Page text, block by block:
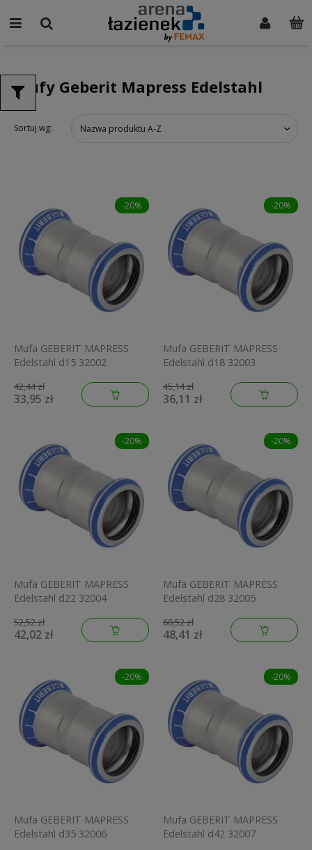
Mufy Geberit Mapress Edelstahl
Sortuj wg: Nazwa produktu A-Z
-20%
Mufa GEBERIT MAPRESS
Edelstahl d15 32002
42,44 zł
33,95 zł
-20%
Mufa GEBERIT MAPRESS
Edelstahl d18 32003
45,14 zł
36,11 zł
-20%
Mufa GEBERIT MAPRESS
Edelstahl d22 32004
52,52 zł
42,02 zł
-20%
Mufa GEBERIT MAPRESS
Edelstahl d28 32005
60,52 zł
48,41 zł
-20%
Mufa GEBERIT MAPRESS
Edelstahl d35 32006
-20%
Mufa GEBERIT MAPRESS
Edelstahl d42 32007